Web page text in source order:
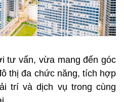
tư vấn, vừa mang đến góc
thị đa chức năng, tích hợp
trí và dịch vụ trong cùng